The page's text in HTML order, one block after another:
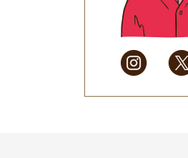
2025年4月
(32)
2025年3月(31)
2025年2月
(28)